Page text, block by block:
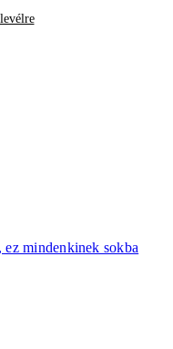
mindenkinek sokba